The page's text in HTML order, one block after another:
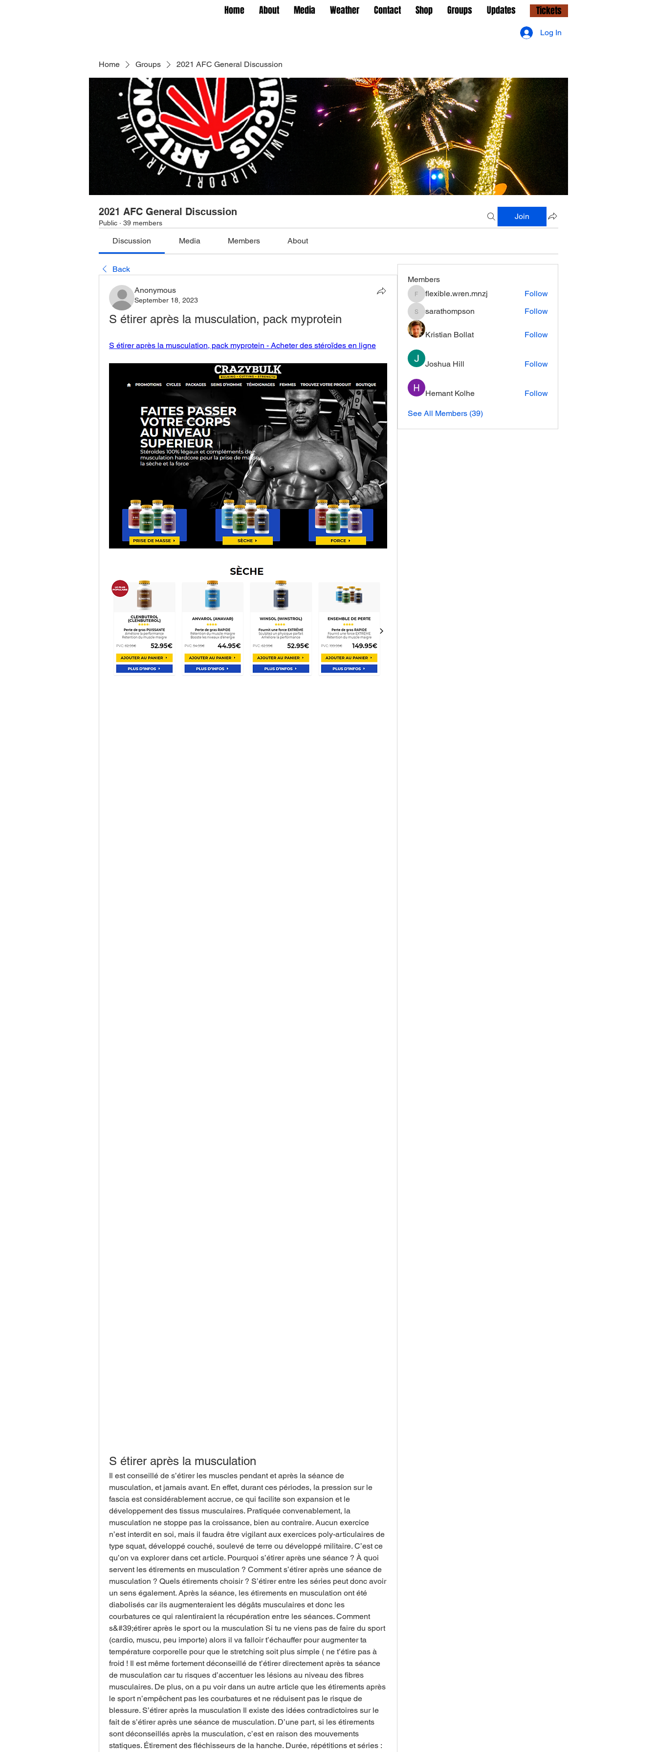
Home About Media Weather Contact Shop Groups Updates Tickets
Home Groups 2021 AFC General Discussion
2021 AFC General Discussion
Public · 39 members
Join
Discussion Media Members About
Back
Anonymous
September 18, 2023
S étirer après la musculation, pack myprotein
S étirer après la musculation, pack myprotein - Acheter des stéroïdes en ligne
S étirer après la musculation
Il est conseillé de s’étirer les muscles pendant et après la séance de
musculation, et jamais avant. En effet, durant ces périodes, la pression sur le
fascia est considérablement accrue, ce qui facilite son expansion et le
développement des tissus musculaires. Pratiquée convenablement, la
musculation ne stoppe pas la croissance, bien au contraire. Aucun exercice
n’est interdit en soi, mais il faudra être vigilant aux exercices poly-articulaires de
type squat, développé couché, soulevé de terre ou développé militaire. C’est ce
qu’on va explorer dans cet article. Pourquoi s’étirer après une séance ? À quoi
servent les étirements en musculation ? Comment s’étirer après une séance de
musculation ? Quels étirements choisir ? S’étirer entre les séries peut donc avoir
un sens également. Après la séance, les étirements en musculation ont été
diabolisés car ils augmenteraient les dégâts musculaires et donc les
courbatures ce qui ralentiraient la récupération entre les séances. Comment
s&#39;étirer après le sport ou la musculation Si tu ne viens pas de faire du sport
(cardio, muscu, peu importe) alors il va falloir t’échauffer pour augmenter ta
température corporelle pour que le stretching soit plus simple ( ne t’étire pas à
froid ! Il est même fortement déconseillé de t’étirer directement après ta séance
de musculation car tu risques d’accentuer les lésions au niveau des fibres
musculaires. De plus, on a pu voir dans un autre article que les étirements après
le sport n’empêchent pas les courbatures et ne réduisent pas le risque de
blessure. S’étirer après la musculation Il existe des idées contradictoires sur le
fait de s’étirer après une séance de musculation. D’une part, si les étirements
sont déconseillés après la musculation, c’est en raison des mouvements
statiques. Étirement des fléchisseurs de la hanche. Durée, répétitions et séries :
Members
flexible.wren.mnzj
flexible.wren.mnzj Follow
sarathompson
sarathompson Follow
Kristian Bollat Follow
Joshua Hill Follow
Hemant Kolhe Follow
See All Members (39)
Log In